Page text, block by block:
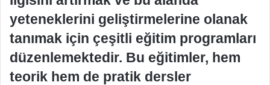
yeteneklerini geliştirmelerine olanak
tanımak için çeşitli eğitim programları
düzenlemektedir. Bu eğitimler, hem
teorik hem de pratik dersler